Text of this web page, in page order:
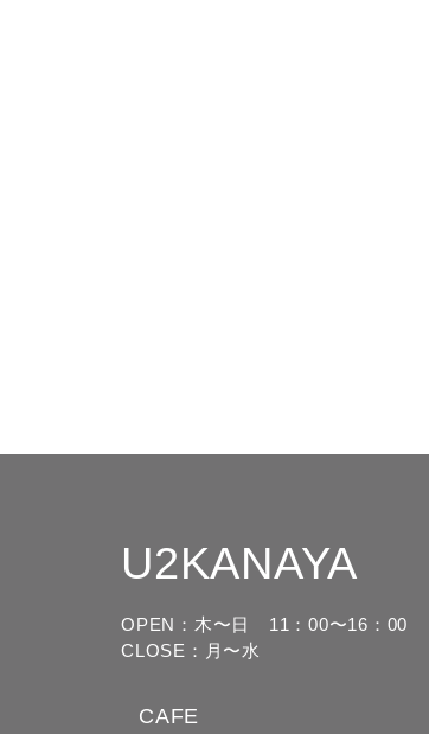
U2KANAYA
OPEN：木〜日 11：00〜16：00
CLOSE：月〜水
CAFE